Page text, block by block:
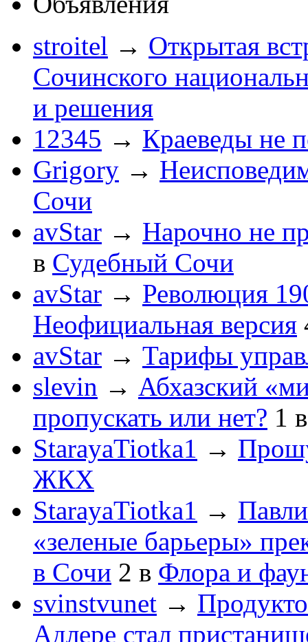
stroitel → Открытая
Сочинского
и решения
12345 → Краеведы не
Grigory →
Сочи
avStar → Нарочно не
в Судебный Сочи
avStar → Революция
Неофициальная версия
avStar → Тарифы
slevin → Абхазский
пропускать или нет? 1
StarayaTiotka1 →
ЖКХ
StarayaTiotka1 →
«зеленые барьеры»
в Сочи 2 в Флора и
svinstvunet →
Адлере стал